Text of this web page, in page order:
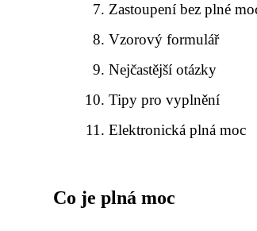
Zastoupení bez plné
Vzorový formulář
Nejčastější otázky
Tipy pro vyplnění
Elektronická plná moc
Co je plná moc